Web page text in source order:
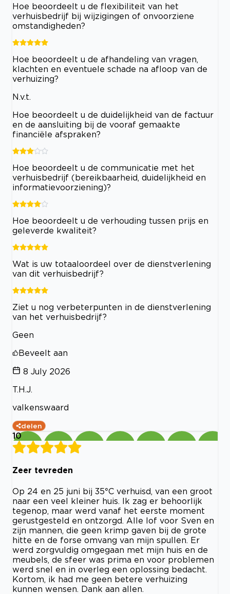
Hoe beoordeelt u de flexibiliteit van het
verhuisbedrijf bij wijzigingen of onvoorziene
omstandigheden?
Hoe beoordeelt u de afhandeling van vragen,
klachten en eventuele schade na afloop van de
verhuizing?
N.v.t.
Hoe beoordeelt u de duidelijkheid van de factuur
en de aansluiting bij de vooraf gemaakte
financiële afspraken?
Hoe beoordeelt u de communicatie met het
verhuisbedrijf (bereikbaarheid, duidelijkheid en
informatievoorziening)?
Hoe beoordeelt u de verhouding tussen prijs en
geleverde kwaliteit?
Wat is uw totaaloordeel over de dienstverlening
van dit verhuisbedrijf?
Ziet u nog verbeterpunten in de dienstverlening
van het verhuisbedrijf?
Geen
Beveelt aan
8 July 2026
T.H.J.
valkenswaard
delen
10
Zeer tevreden
Op 24 en 25 juni bij 35°C verhuisd, van een groot
naar een veel kleiner huis. Ik zag er behoorlijk
tegenop, maar werd vanaf het eerste moment
gerustgesteld en ontzorgd. Alle lof voor Sven en
zijn mannen, die geen krimp gaven bij de grote
hitte en de forse omvang van mijn spullen. Er
werd zorgvuldig omgegaan met mijn huis en de
meubels, de sfeer was prima en voor problemen
werd snel en in overleg een oplossing bedacht.
Kortom, ik had me geen betere verhuizing
kunnen wensen. Dank aan allen.